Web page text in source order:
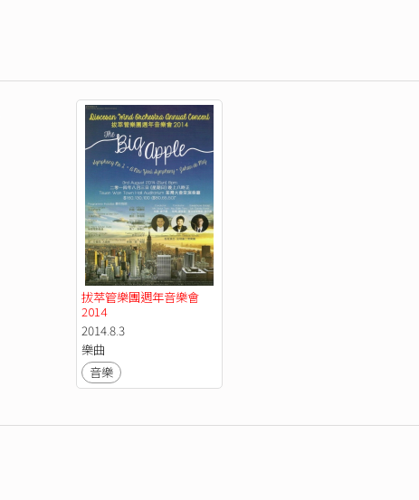
拔萃管樂團週年音樂會
2014
2014.8.3
樂曲
音樂